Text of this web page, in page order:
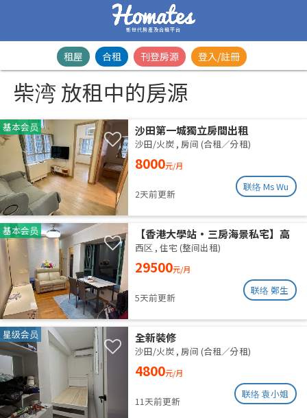
新世代房產及合租平台
租屋 合租 刊登房源 登入/註冊
柴湾 放租中的房源
基本会员 沙田第一城獨立房間出租
沙田/火炭 , 房间 (合租／分租)
8000元/月
2天前更新
联络 Ms Wu
基本会员
【香港大學站•三房海景私宅】高
層山海雙景 港大近在咫尺 即住配置
免佣業主盤
西区 , 住宅 (整间出租)
29500元/月
5天前更新
联络 鄭生
星级会员 全新裝修
沙田/火炭 , 房间 (合租／分租)
4800元/月
11天前更新
联络 袁小姐